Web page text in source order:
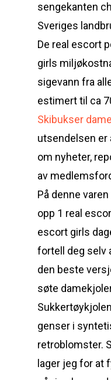
sengekanten
Sveriges
De real escort
girls
sigevann fra
estimert til ca
Skibukser
utsendelsen
om nyheter,
av
På denne
opp 1 real
escort girls
fortell deg selv
den beste
søte
genser i
retroblomster.
lager jeg for at